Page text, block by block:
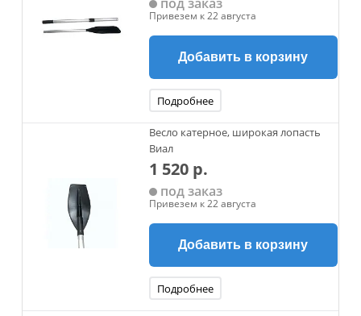
Привезем к 22 августа
Добавить в корзину
Подробнее
Весло катерное, широкая лопасть
Виал
1 520 р.
под заказ
Привезем к 22 августа
Добавить в корзину
Подробнее